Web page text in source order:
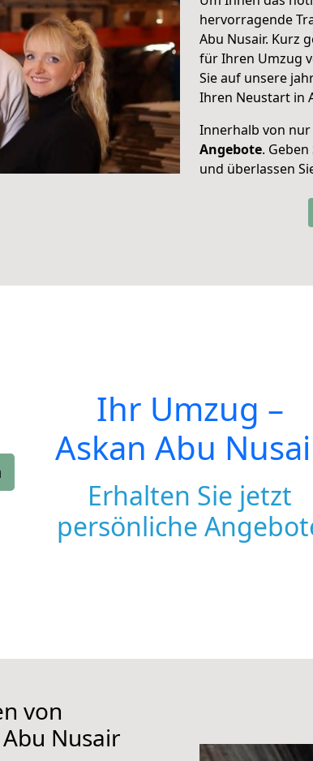
hervorragende
Abu Nusair. Kurz
für Ihren Umzug
Sie auf unsere
Ihren Neustart in
Innerhalb von nur
Angebote.
und überlassen
Ihr Umzug –
Askan Abu
Erhalten Sie jetzt
persönliche
von
Nusair